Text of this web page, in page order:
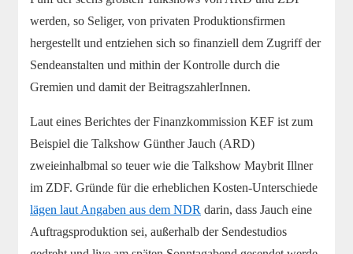
werden, so Seliger, von privaten Produktionsfirmen
hergestellt und entziehen sich so finanziell dem Zugriff der
Sendeanstalten und mithin der Kontrolle durch die
Gremien und damit der BeitragszahlerInnen.
Laut eines Berichtes der Finanzkommission KEF ist zum
Beispiel die Talkshow Günther Jauch (ARD)
zweieinhalbmal so teuer wie die Talkshow Maybrit Illner
im ZDF. Gründe für die erheblichen Kosten-Unterschiede
lägen laut Angaben aus dem NDR darin, dass Jauch eine
Auftragsproduktion sei, außerhalb der Sendestudios